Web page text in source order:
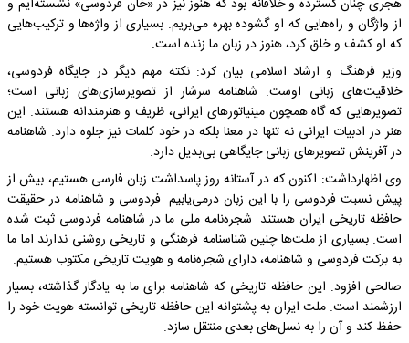
هجری چنان گسترده و خلاقانه بود که هنوز نیز در «خان فردوسی» نشسته‌ایم و
از واژگان و راه‌هایی که او گشوده بهره می‌بریم. بسیاری از واژه‌ها و ترکیب‌هایی
که او کشف و خلق کرد، هنوز در زبان ما زنده است.
وزیر فرهنگ و ارشاد اسلامی بیان کرد: نکته مهم دیگر در جایگاه فردوسی،
خلاقیت‌های زبانی اوست. شاهنامه سرشار از تصویرسازی‌های زبانی است؛
تصویرهایی که گاه همچون مینیاتورهای ایرانی، ظریف و هنرمندانه‌ هستند. این
هنر در ادبیات ایرانی نه‌ تنها در معنا بلکه در خود کلمات نیز جلوه دارد. شاهنامه
در آفرینش تصویرهای زبانی جایگاهی بی‌بدیل دارد.
وی اظهارداشت: اکنون که در آستانه روز پاسداشت زبان فارسی هستیم، بیش از
پیش نسبت فردوسی را با این زبان درمی‌یابیم. فردوسی و شاهنامه در حقیقت
حافظه تاریخی ایران‌ هستند. شجره‌نامه ملی ما در شاهنامه فردوسی ثبت شده
است. بسیاری از ملت‌ها چنین شناسنامه فرهنگی و تاریخی روشنی ندارند اما ما
به برکت فردوسی و شاهنامه، دارای شجره‌نامه و هویت تاریخی مکتوب هستیم.
صالحی افزود: این حافظه تاریخی که شاهنامه برای ما به یادگار گذاشته، بسیار
ارزشمند است. ملت ایران به پشتوانه این حافظه تاریخی توانسته هویت خود را
حفظ کند و آن را به نسل‌های بعدی منتقل سازد.